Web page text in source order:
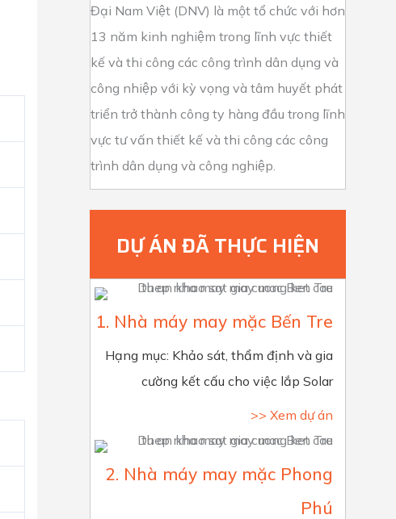
Đại Nam Việt (DNV) là một tổ chức với hơn
13 năm kinh nghiệm trong lĩnh vực thiết
kế và thi công các công trình dân dụng và
công nhiệp với kỳ vọng và tâm huyết phát
triển trở thành công ty hàng đầu trong lĩnh
vực tư vấn thiết kế và thi công các công
trình dân dụng và công nghiệp.
DỰ ÁN ĐÃ THỰC HIỆN
1. Nhà máy may mặc Bến Tre
Hạng mục: Khảo sát, thẩm định và gia
cường kết cấu cho việc lắp Solar
>> Xem dự án
2. Nhà máy may mặc Phong
Phú